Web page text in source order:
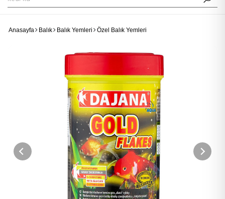
Anasayfa Balık Balık Yemleri Özel Balık Yemleri